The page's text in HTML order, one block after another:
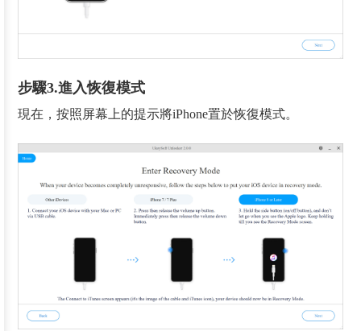
步驟3.進入恢復模式
現在，按照屏幕上的提示將iPhone置於恢復模式。